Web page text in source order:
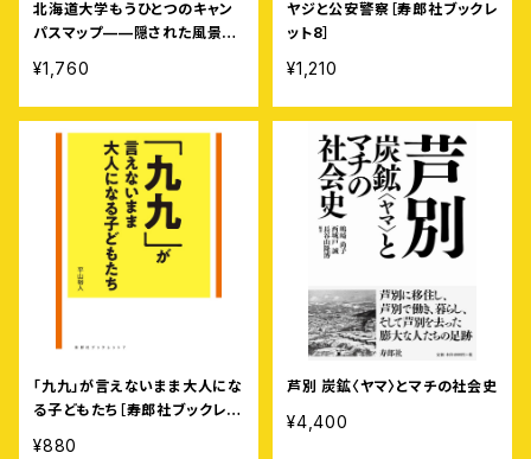
北海道大学もうひとつのキャン
パスマップ——隠された風景を
¥1,760
ヤジと公安警察［寿郎社ブックレ
ット8］
¥1,210
「九九」が言えないまま大人にな
る子どもたち［寿郎社ブックレッ
¥880
芦別 炭鉱〈ヤマ〉とマチの社会史
¥4,400